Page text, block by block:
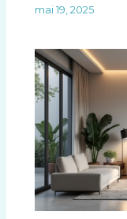
mai 19, 2025